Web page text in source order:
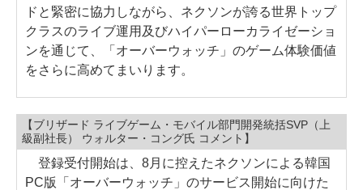
ドと緊密に協力しながら、ネクソンが誇る世界トップ
クラスのライブ運用及びハイパーローカライゼーショ
ンを通じて、「オーバーウォッチ」のゲーム体験価値
をさらに高めてまいります。
【ブリザード ライブゲーム・モバイル部門開発統括SVP（上
級副社長） ウォルター・コング氏 コメント】
登録受付開始は、8月に控えたネクソンによる韓国
PC版「オーバーウォッチ」のサービス開始に向けた